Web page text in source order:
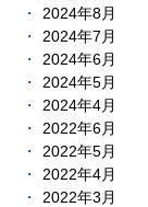
2024年8月
2024年7月
2024年6月
2024年5月
2024年4月
2022年6月
2022年5月
2022年4月
2022年3月